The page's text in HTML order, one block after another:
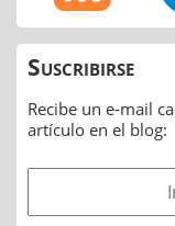
Suscribirse
Recibe un e-mail
artículo en el blog: